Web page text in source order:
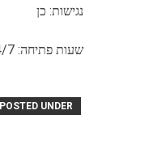
נגישות: כן
שעות פתיחה: 24/7
POSTED UNDER